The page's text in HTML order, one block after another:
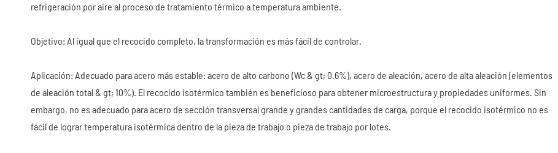
refrigeración por aire al proceso de tratamiento térmico a temperatura ambiente.
Objetivo: Al igual que el recocido completo, la transformación es más fácil de controlar.
Aplicación: Adecuado para acero más estable: acero de alto carbono (Wc & gt; 0.6%), acero de aleación, acero de alta aleación (elementos
de aleación total & gt; 10%). El recocido isotérmico también es beneficioso para obtener microestructura y propiedades uniformes. Sin
embargo, no es adecuado para acero de sección transversal grande y grandes cantidades de carga, porque el recocido isotérmico no es
fácil de lograr temperatura isotérmica dentro de la pieza de trabajo o pieza de trabajo por lotes.